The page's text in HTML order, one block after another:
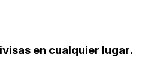
en cualquier lugar.